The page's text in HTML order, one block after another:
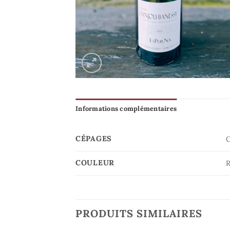
Informations complémentaires
CÉPAGES
COULEUR
PRODUITS SIMILAIRES